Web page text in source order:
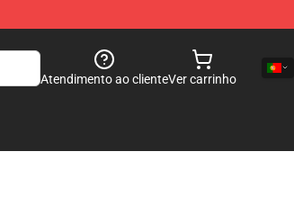
Atendimento ao clienteVer carrinho